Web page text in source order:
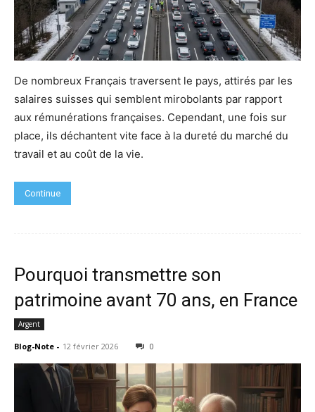
De nombreux Français traversent le pays, attirés par les
salaires suisses qui semblent mirobolants par rapport
aux rémunérations françaises. Cependant, une fois sur
place, ils déchantent vite face à la dureté du marché du
travail et au coût de la vie.
Continue
Pourquoi transmettre son
patrimoine avant 70 ans, en France
Argent
Blog-Note - 12 février 2026 0